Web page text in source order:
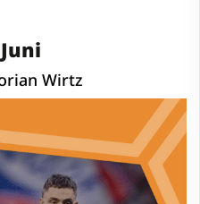
Wirtz